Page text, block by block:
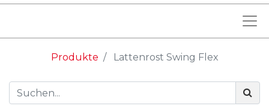
Produkte Lattenrost Swing Flex